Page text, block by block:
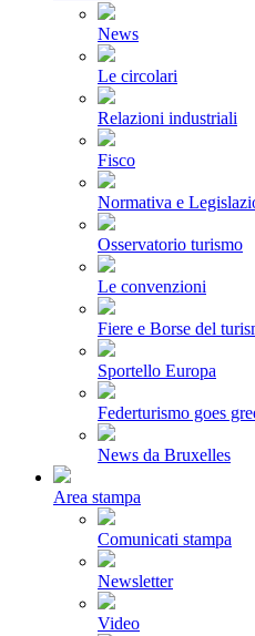
News
Le circolari
Relazioni industriali
Fisco
Normativa e
Osservatorio turismo
Le convenzioni
Fiere e Borse del
Sportello Europa
Federturismo goes
News da Bruxelles
Area stampa
Comunicati stampa
Newsletter
Video